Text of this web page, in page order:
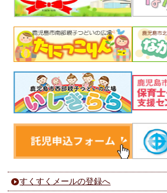
すくすくメールの登録へ